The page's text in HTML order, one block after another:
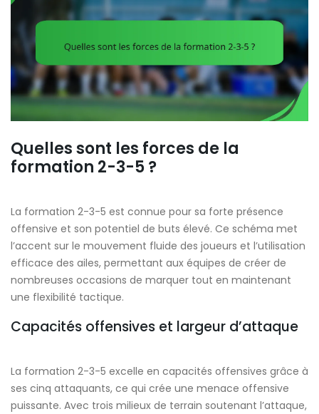
Quelles sont les forces de la
formation 2-3-5 ?
La formation 2-3-5 est connue pour sa forte présence
offensive et son potentiel de buts élevé. Ce schéma met
l’accent sur le mouvement fluide des joueurs et l’utilisation
efficace des ailes, permettant aux équipes de créer de
nombreuses occasions de marquer tout en maintenant
une flexibilité tactique.
Capacités offensives et largeur d’attaque
La formation 2-3-5 excelle en capacités offensives grâce à
ses cinq attaquants, ce qui crée une menace offensive
puissante. Avec trois milieux de terrain soutenant l’attaque,